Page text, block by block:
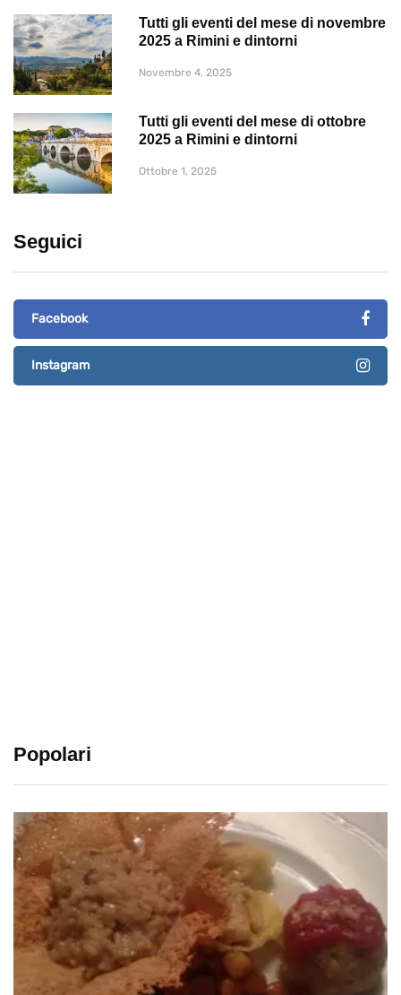
Tutti gli eventi del mese di novembre
2025 a Rimini e dintorni
Novembre 4, 2025
Tutti gli eventi del mese di ottobre
2025 a Rimini e dintorni
Ottobre 1, 2025
Seguici
Facebook
Instagram
Popolari